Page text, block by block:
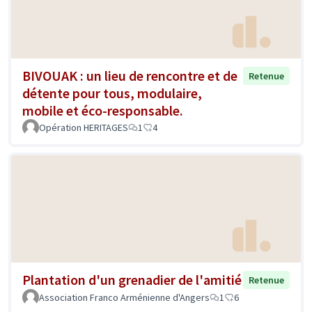
BIVOUAK : un lieu de rencontre et de
détente pour tous, modulaire,
mobile et éco-responsable.
Retenue
Opération HERITAGES 1 4
Plantation d'un grenadier de l'amitié
Retenue
Association Franco Arménienne d'Angers
1 6